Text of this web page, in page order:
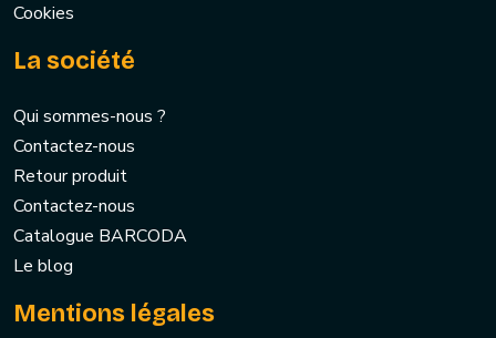
Cookies
La société
Qui sommes-nous ?
Contactez-nous
Retour produit
Contactez-nous
Catalogue BARCODA
Le blog
Mentions légales